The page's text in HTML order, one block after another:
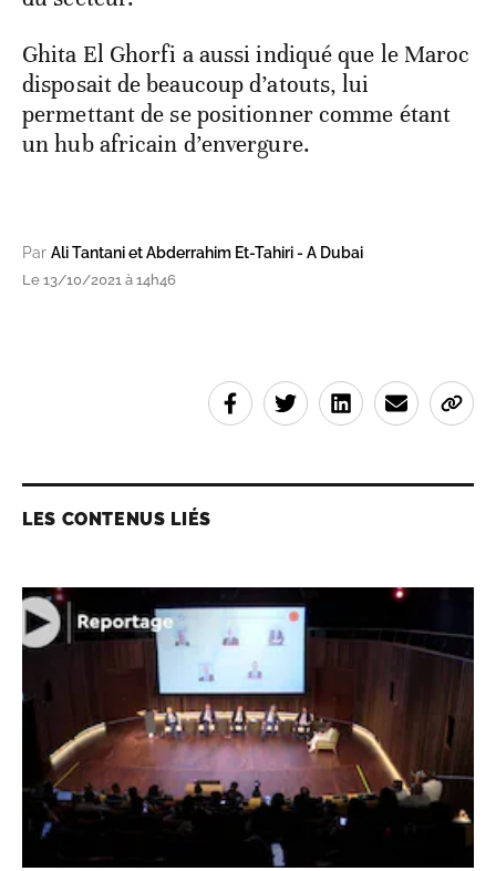
Ghita El Ghorfi a aussi indiqué que le Maroc
disposait de beaucoup d’atouts, lui
permettant de se positionner comme étant
un hub africain d’envergure.
Par Ali Tantani et Abderrahim Et-Tahiri - A Dubai
Le 13/10/2021 à 14h46
LES CONTENUS LIÉS